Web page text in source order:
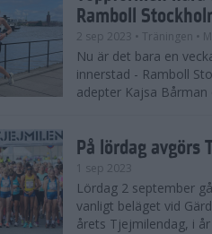
Ramboll
2 sep 2023 • Träningen •
Nu är det bara en
innerstad - Ramboll
adepter Kajsa
På lördag avgörs
1 sep 2023
Lördag 2 september
vanligt beläget vid
årets Tjejmilendag, i